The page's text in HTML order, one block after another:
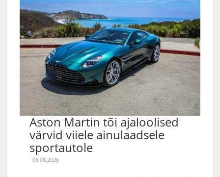
Aston Martin tõi ajaloolised
värvid viiele ainulaadsele
sportautole
06.08.2026